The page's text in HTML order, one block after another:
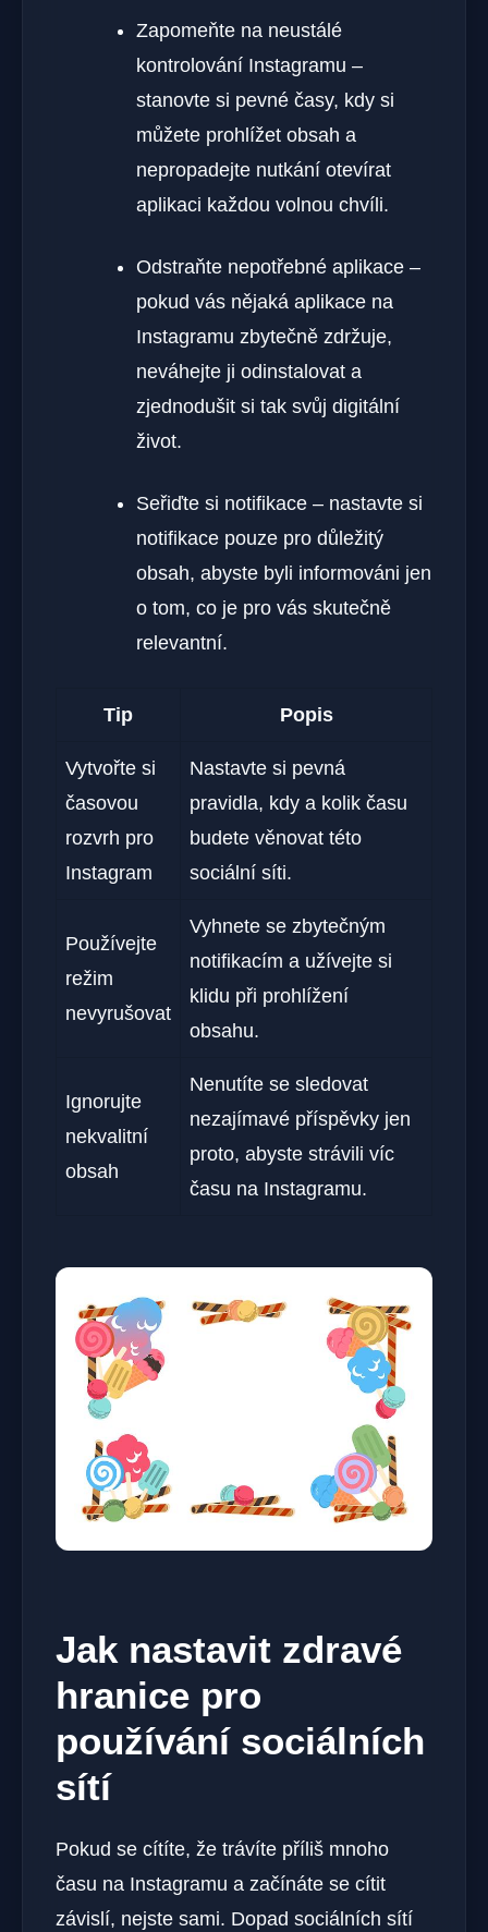
Zapomeňte na neustálé
kontrolování Instagramu –
stanovte si pevné časy, kdy si
můžete prohlížet obsah a
nepropadejte nutkání otevírat
aplikaci každou volnou chvíli.
Odstraňte nepotřebné aplikace –
pokud vás nějaká aplikace na
Instagramu zbytečně zdržuje,
neváhejte ji odinstalovat a
zjednodušit si tak svůj digitální
život.
Seřiďte si notifikace – nastavte si
notifikace pouze pro důležitý
obsah, abyste byli informováni jen
o tom, co je pro vás skutečně
relevantní.
Tip Popis
Vytvořte si
časovou
rozvrh pro
Instagram
Nastavte si pevná
pravidla, kdy a kolik času
budete věnovat této
sociální síti.
Používejte
režim
nevyrušovat
Vyhnete se zbytečným
notifikacím a užívejte si
klidu při prohlížení
obsahu.
Ignorujte
nekvalitní
obsah
Nenutíte se sledovat
nezajímavé příspěvky jen
proto, abyste strávili víc
času na Instagramu.
Jak nastavit zdravé
hranice pro
používání sociálních
sítí
Pokud se cítíte, že trávíte příliš mnoho
času na Instagramu a začínáte se cítit
závislí, nejste sami. Dopad sociálních sítí